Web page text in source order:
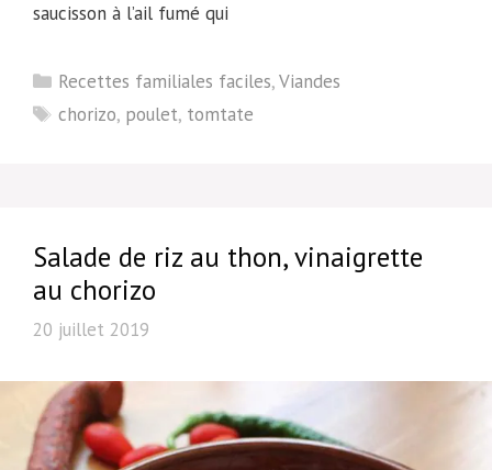
saucisson à l’ail fumé qui
Catégories
Recettes familiales faciles,Viandes
Étiquettes
chorizo, poulet, tomtate
Salade de riz au thon, vinaigrette
au chorizo
20 juillet 2019